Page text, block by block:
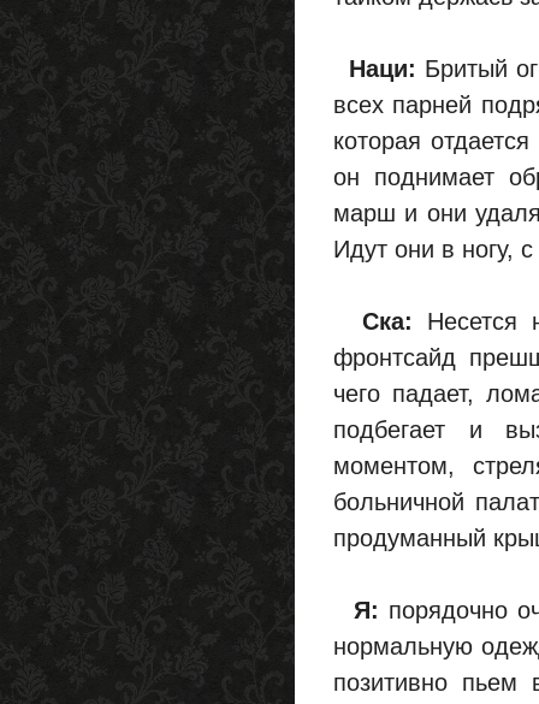
Наци: Бритый
всех парней
которая
он поднимает
марш и они
Идут они в ногу,
Ска: Несется
фронтсайд
чего падает,
подбегает и
моментом,
больничной
продуманный
Я: порядочно
нормальную
позитивно пьем